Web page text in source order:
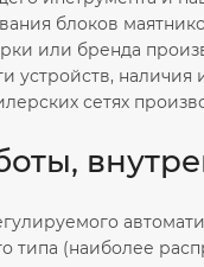
блоков
или бренда
устройств,
сетях
(наиболее